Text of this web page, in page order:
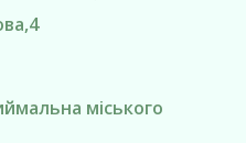
міського